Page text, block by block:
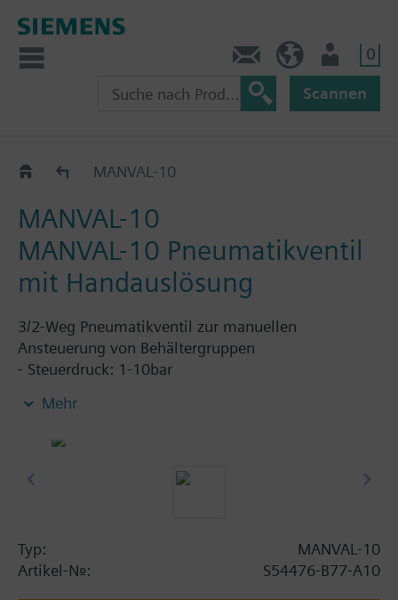
0
Scannen
Magnetventile
MANVAL-10
MANVAL-10
MANVAL-10 Pneumatikventil
mit Handauslösung
3/2-Weg Pneumatikventil zur manuellen
Ansteuerung von Behältergruppen
- Steuerdruck: 1-10bar
- Steuermedium: N2
Mehr
Typ:
MANVAL-10
Artikel-Nr.:
S54476-B77-A10